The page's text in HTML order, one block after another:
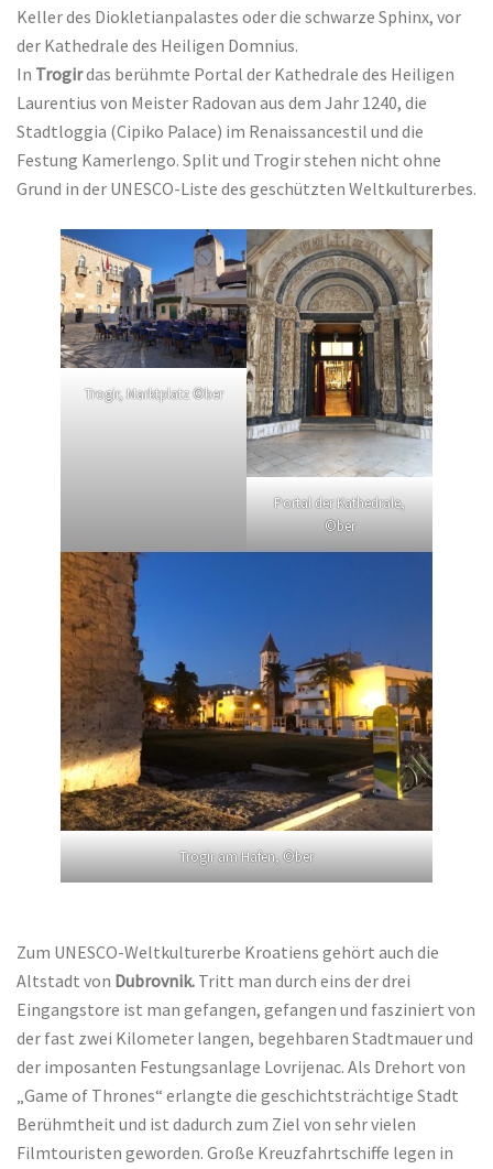
Keller des Diokletianpalastes oder die schwarze Sphinx, vor
der Kathedrale des Heiligen Domnius.
In Trogirdas berühmte Portal der Kathedrale des Heiligen
Laurentius von Meister Radovan aus dem Jahr 1240, die
Stadtloggia (Cipiko Palace) im Renaissancestil und die
Festung Kamerlengo. Split und Trogir stehen nicht ohne
Grund in der UNESCO-Liste des geschützten Weltkulturerbes.
Trogir, Marktplatz ©ber
Portal der Kathedrale,
©ber
Trogir am Hafen, ©ber
Zum UNESCO-Weltkulturerbe Kroatiens gehört auch die
Altstadt von Dubrovnik. Tritt man durch eins der drei
Eingangstore ist man gefangen, gefangen und fasziniert von
der fast zwei Kilometer langen, begehbaren Stadtmauer und
der imposanten Festungsanlage Lovrijenac. Als Drehort von
„Game of Thrones“ erlangte die geschichtsträchtige Stadt
Berühmtheit und ist dadurch zum Ziel von sehr vielen
Filmtouristen geworden. Große Kreuzfahrtschiffe legen in